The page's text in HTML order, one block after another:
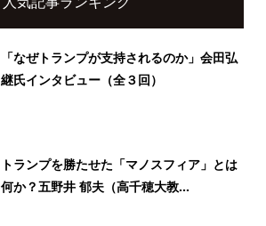
「なぜトランプが支持されるのか」会田弘
継氏インタビュー（全３回）
トランプを勝たせた「マノスフィア」とは
何か？五野井 郁夫（高千穂大教...